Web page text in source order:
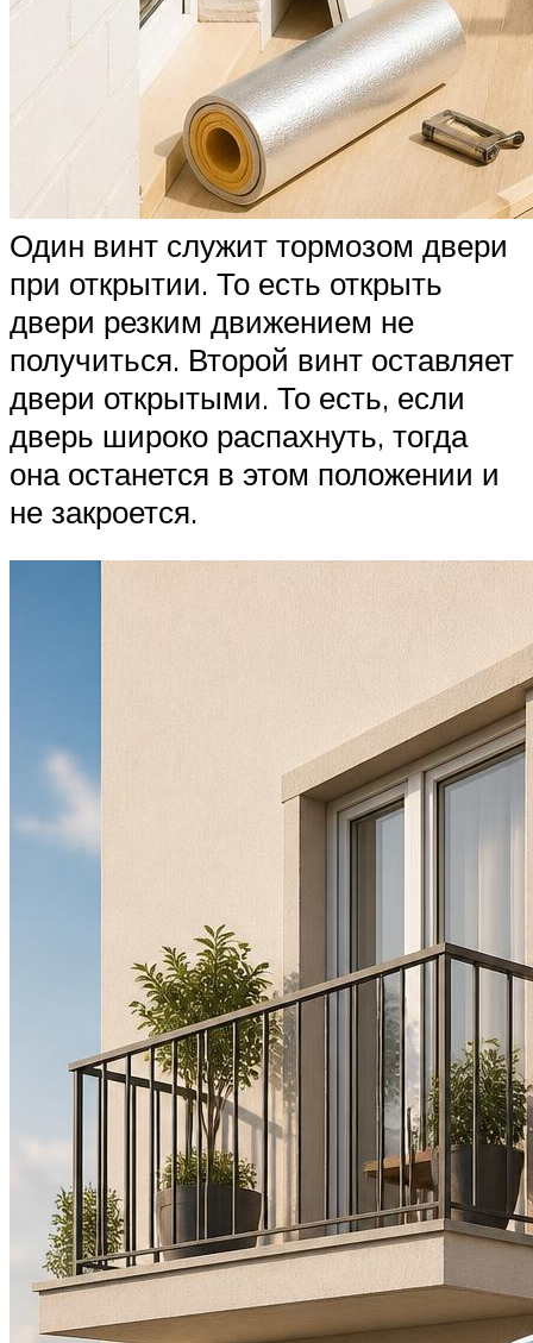
Один винт служит тормозом двери
при открытии. То есть открыть
двери резким движением не
получиться. Второй винт оставляет
двери открытыми. То есть, если
дверь широко распахнуть, тогда
она останется в этом положении и
не закроется.